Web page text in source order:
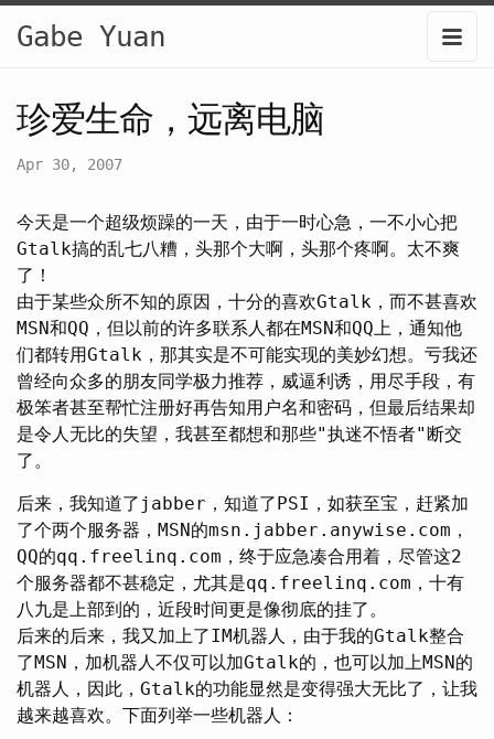
Gabe Yuan
珍爱生命，远离电脑
Apr 30, 2007
今天是一个超级烦躁的一天，由于一时心急，一不小心把
Gtalk搞的乱七八糟，头那个大啊，头那个疼啊。太不爽
了！
由于某些众所不知的原因，十分的喜欢Gtalk，而不甚喜欢
MSN和QQ，但以前的许多联系人都在MSN和QQ上，通知他
们都转用Gtalk，那其实是不可能实现的美妙幻想。亏我还
曾经向众多的朋友同学极力推荐，威逼利诱，用尽手段，有
极笨者甚至帮忙注册好再告知用户名和密码，但最后结果却
是令人无比的失望，我甚至都想和那些"执迷不悟者"断交
了。
后来，我知道了jabber，知道了PSI，如获至宝，赶紧加
了个两个服务器，MSN的msn.jabber.anywise.com，
QQ的qq.freelinq.com，终于应急凑合用着，尽管这2
个服务器都不甚稳定，尤其是qq.freelinq.com，十有
八九是上部到的，近段时间更是像彻底的挂了。
后来的后来，我又加上了IM机器人，由于我的Gtalk整合
了MSN，加机器人不仅可以加Gtalk的，也可以加上MSN的
机器人，因此，Gtalk的功能显然是变得强大无比了，让我
越来越喜欢。下面列举一些机器人：